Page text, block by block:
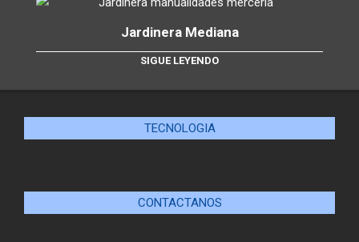
Jardinera Mediana
SIGUE LEYENDO
TECNOLOGIA
CONTACTANOS